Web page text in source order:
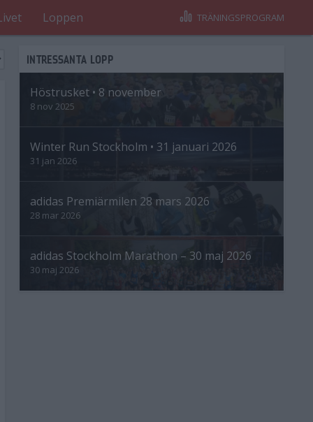
Loppen TRÄNINGSPROGRAM
INTRESSANTA LOPP
Höstrusket • 8 november
8 nov 2025
Winter Run Stockholm • 31 januari 2026
31 jan 2026
adidas Premiärmilen 28 mars 2026
28 mar 2026
adidas Stockholm Marathon – 30 maj 2026
30 maj 2026